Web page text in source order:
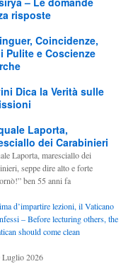
risposte
Coincidenze,
Pulite e Coscienze
Dica la Verità sulle
Laporta,
dei Carabinieri
Laporta, maresciallo dei
seppe dire alto e forte
ben 55 anni fa
d’impartire lezioni, il Vaticano
– Before lecturing others, the
should come clean
Luglio 2026